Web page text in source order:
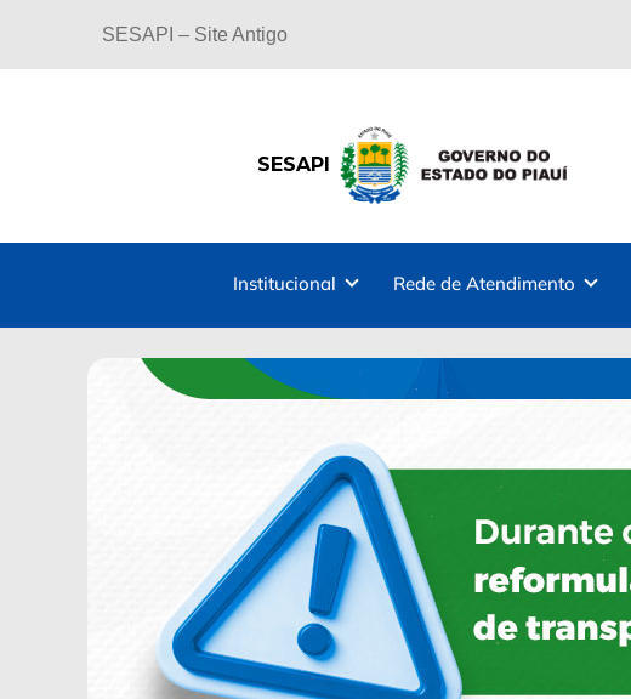
SESAPI – Site Antigo
SESAPI
Institucional Rede de Atendimento